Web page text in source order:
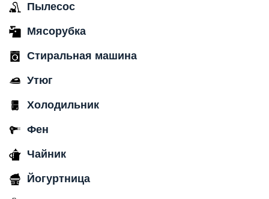
Пылесос
Мясорубка
Стиральная машина
Утюг
Холодильник
Фен
Чайник
Йогуртница